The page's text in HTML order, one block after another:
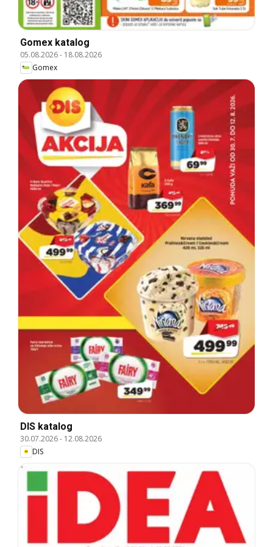
Gomex katalog
05.08.2026- 18.08.2026
Gomex
DIS katalog
30.07.2026- 12.08.2026
DIS